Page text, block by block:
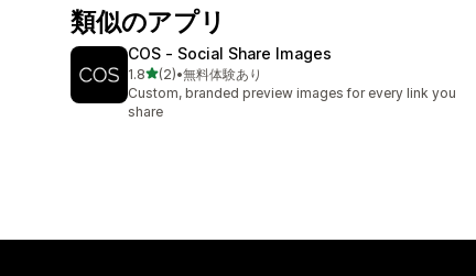
類似のアプリ
COS ‑ Social Share Images
1.85つ星中
(2)
合計レビュー数：2件
•無料体験あり
Custom, branded preview images for every link you
share